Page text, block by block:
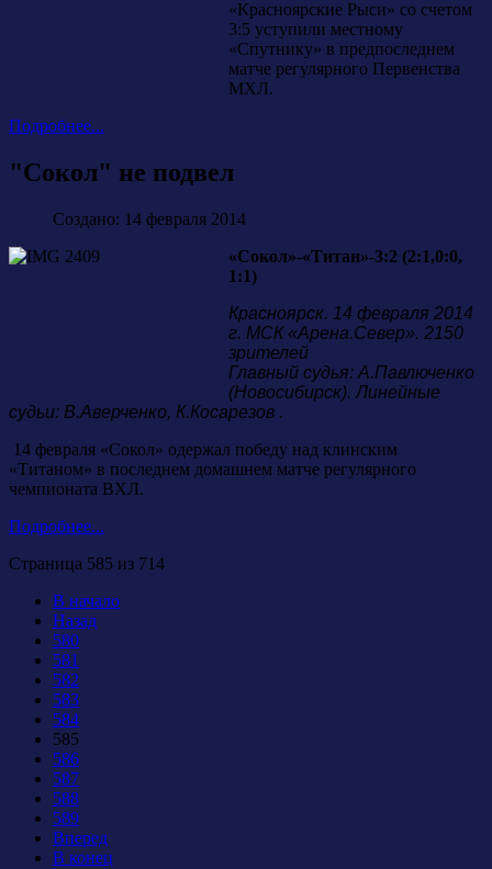
«Красноярские Рыси» со счетом
3:5 уступили местному
«Спутнику» в предпоследнем
матче регулярного Первенства
МХЛ.
Подробнее...
"Сокол" не подвел
Создано: 14 февраля 2014
«Сокол»-«Титан»-3:2 (2:1,0:0,
1:1)
Красноярск. 14 февраля 2014
г. МСК «Арена.Север». 2150
зрителей
Главный судья: А.Павлюченко
(Новосибирск). Линейные
судьи: В.Аверченко, К.Косарезов .
14 февраля «Сокол» одержал победу над клинским
«Титаном» в последнем домашнем матче регулярного
чемпионата ВХЛ.
Подробнее...
Страница 585 из 714
В начало
Назад
580
581
582
583
584
585
586
587
588
589
Вперед
В конец